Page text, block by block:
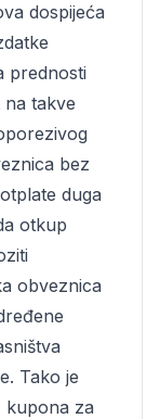
dospijeća
prednosti
takve
bez
duga
otkup
obveznica
Tako je
kupona za